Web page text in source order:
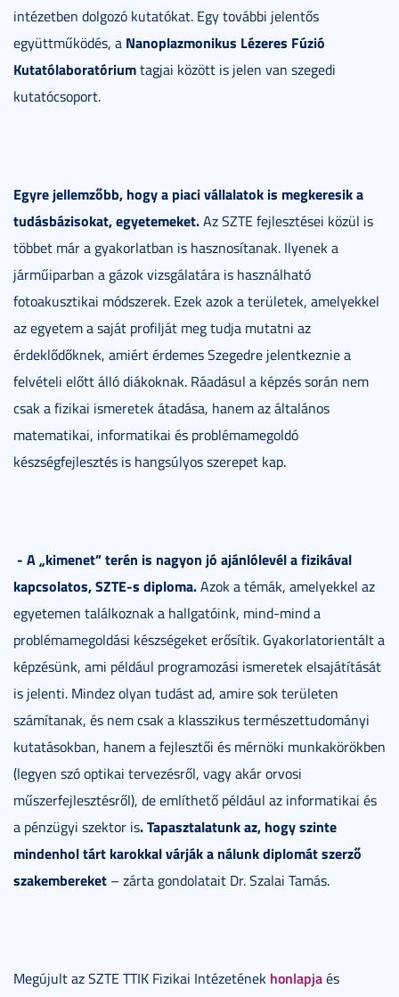
intézetben dolgozó kutatókat. Egy további jelentős
együttműködés, a Nanoplazmonikus Lézeres Fúzió
Kutatólaboratóriumtagjai között is jelen van szegedi
kutatócsoport.
Egyre jellemzőbb, hogy a piaci vállalatok is megkeresik a
tudásbázisokat, egyetemeket.Az SZTE fejlesztései közül is
többet már a gyakorlatban is hasznosítanak. Ilyenek a
járműiparban a gázok vizsgálatára is használható
fotoakusztikai módszerek. Ezek azok a területek, amelyekkel
az egyetem a saját profilját meg tudja mutatni az
érdeklődőknek, amiért érdemes Szegedre jelentkeznie a
felvételi előtt álló diákoknak. Ráadásul a képzés során nem
csak a fizikai ismeretek átadása, hanem az általános
matematikai, informatikai és problémamegoldó
készségfejlesztés is hangsúlyos szerepet kap.
- A „kimenet” terén is nagyon jó ajánlólevél a fizikával
kapcsolatos, SZTE-s diploma.Azok a témák, amelyekkel az
egyetemen találkoznak a hallgatóink, mind-mind a
problémamegoldási készségeket erősítik. Gyakorlatorientált a
képzésünk, ami például programozási ismeretek elsajátítását
is jelenti. Mindez olyan tudást ad, amire sok területen
számítanak, és nem csak a klasszikus természettudományi
kutatásokban, hanem a fejlesztői és mérnöki munkakörökben
(legyen szó optikai tervezésről, vagy akár orvosi
műszerfejlesztésről), de említhető például az informatikai és
a pénzügyi szektor is. Tapasztalatunk az, hogy szinte
mindenhol tárt karokkal várják a nálunk diplomát szerző
szakembereket – zárta gondolatait Dr. Szalai Tamás.
Megújult az SZTE TTIK Fizikai Intézetének honlapjaés